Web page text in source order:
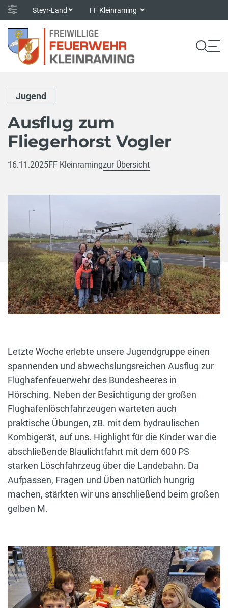
Steyr-Land FF Kleinraming
Jugend
Ausflug zum
Fliegerhorst Vogler
16.11.2025FF Kleinramingzur Übersicht
Letzte Woche erlebte unsere Jugendgruppe einen
spannenden und abwechslungsreichen Ausflug zur
Flughafenfeuerwehr des Bundesheeres in
Hörsching. Neben der Besichtigung der großen
Flughafenlöschfahrzeugen warteten auch
praktische Übungen, zB. mit dem hydraulischen
Kombigerät, auf uns. Highlight für die Kinder war die
abschließende Blaulichtfahrt mit dem 600 PS
starken Löschfahrzeug über die Landebahn. Da
Aufpassen, Fragen und Üben natürlich hungrig
machen, stärkten wir uns anschließend beim großen
gelben M.